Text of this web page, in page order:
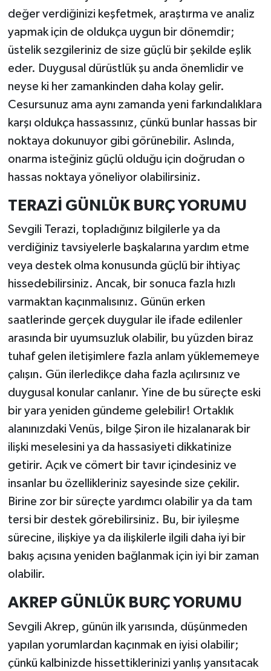
değer verdiğinizi keşfetmek, araştırma ve analiz
yapmak için de oldukça uygun bir dönemdir;
üstelik sezgileriniz de size güçlü bir şekilde eşlik
eder. Duygusal dürüstlük şu anda önemlidir ve
neyse ki her zamankinden daha kolay gelir.
Cesursunuz ama aynı zamanda yeni farkındalıklara
karşı oldukça hassassınız, çünkü bunlar hassas bir
noktaya dokunuyor gibi görünebilir. Aslında,
onarma isteğiniz güçlü olduğu için doğrudan o
hassas noktaya yöneliyor olabilirsiniz.
TERAZİ GÜNLÜK BURÇ YORUMU
Sevgili Terazi, topladığınız bilgilerle ya da
verdiğiniz tavsiyelerle başkalarına yardım etme
veya destek olma konusunda güçlü bir ihtiyaç
hissedebilirsiniz. Ancak, bir sonuca fazla hızlı
varmaktan kaçınmalısınız. Günün erken
saatlerinde gerçek duygular ile ifade edilenler
arasında bir uyumsuzluk olabilir, bu yüzden biraz
tuhaf gelen iletişimlere fazla anlam yüklememeye
çalışın. Gün ilerledikçe daha fazla açılırsınız ve
duygusal konular canlanır. Yine de bu süreçte eski
bir yara yeniden gündeme gelebilir! Ortaklık
alanınızdaki Venüs, bilge Şiron ile hizalanarak bir
ilişki meselesini ya da hassasiyeti dikkatinize
getirir. Açık ve cömert bir tavır içindesiniz ve
insanlar bu özellikleriniz sayesinde size çekilir.
Birine zor bir süreçte yardımcı olabilir ya da tam
tersi bir destek görebilirsiniz. Bu, bir iyileşme
sürecine, ilişkiye ya da ilişkilerle ilgili daha iyi bir
bakış açısına yeniden bağlanmak için iyi bir zaman
olabilir.
AKREP GÜNLÜK BURÇ YORUMU
Sevgili Akrep, günün ilk yarısında, düşünmeden
yapılan yorumlardan kaçınmak en iyisi olabilir;
çünkü kalbinizde hissettiklerinizi yanlış yansıtacak